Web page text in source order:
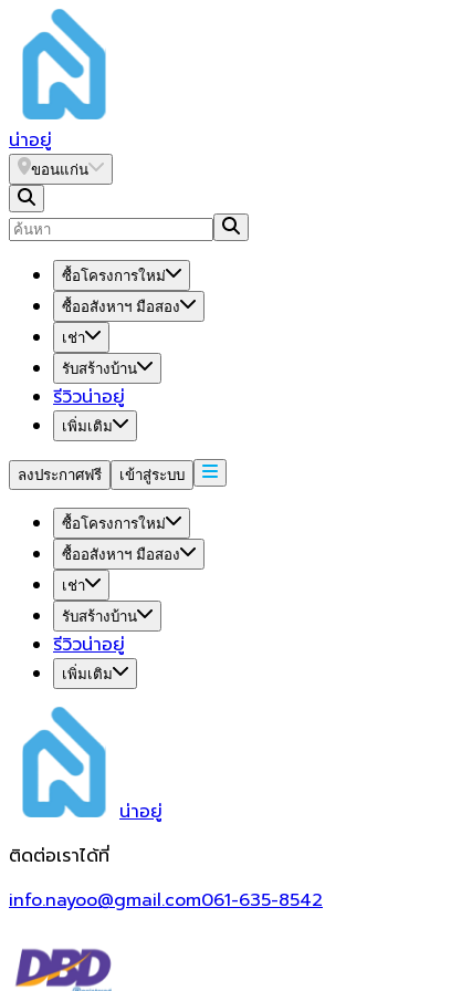
น่าอยู่
ขอนแก่น
ซื้อโครงการใหม่
ซื้ออสังหาฯ มือสอง
เช่า
รับสร้างบ้าน
รีวิวน่าอยู่
เพิ่มเติม
ลงประกาศฟรี เข้าสู่ระบบ
ซื้อโครงการใหม่
ซื้ออสังหาฯ มือสอง
เช่า
รับสร้างบ้าน
รีวิวน่าอยู่
เพิ่มเติม
น่าอยู่
ติดต่อเราได้ที่
info.nayoo@gmail.com061-635-8542